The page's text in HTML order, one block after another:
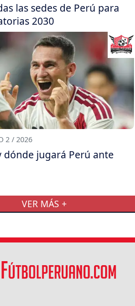
las sedes de Perú para
2030
2 / 2026
dónde jugará Perú ante
VER MÁS +